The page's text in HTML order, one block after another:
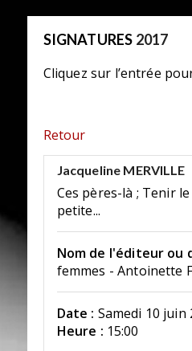
SIGNATURES 2017
Cliquez sur l’entrée
Retour
Jacqueline MERVILLE
Ces pères-là ; Tenir
petite...
Nom de l'éditeur ou
femmes - Antoinette
Date : Samedi 10 juin
Heure : 15:00